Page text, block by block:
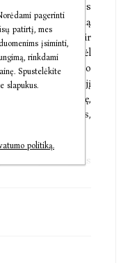
vadinamo Mirties
jungia vieną tašką
su pragaru ir
kovoja dėl
choleros, žvėriško
Nuo nevilties jį
žmoną Amę,
kamelija už ausies,
karas.
– tai pasakojimas
trapumą, meilės
poetiškai
pagarsėjusį
kaip 100 000
pagerinti
patirtį, mes
įsiminti,
rinkdami
Spustelėkite
slapukus.
politiką.